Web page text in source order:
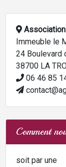
Immeuble le
24 Boulevard
38700 LA
06 46 85
Comment
soit par une